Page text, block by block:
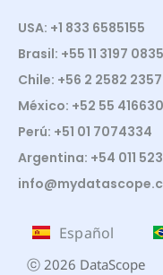
USA: +1 833 6585155
Brasil: +55 11 3197 0835
Chile: +56 2 2582 2357
México: +52 55
Perú: +51 01 7074334
Argentina: +54 011
Español
ⓒ 2026 DataScope